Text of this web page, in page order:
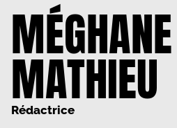
MÉGHANE
MATHIEU
Rédactrice